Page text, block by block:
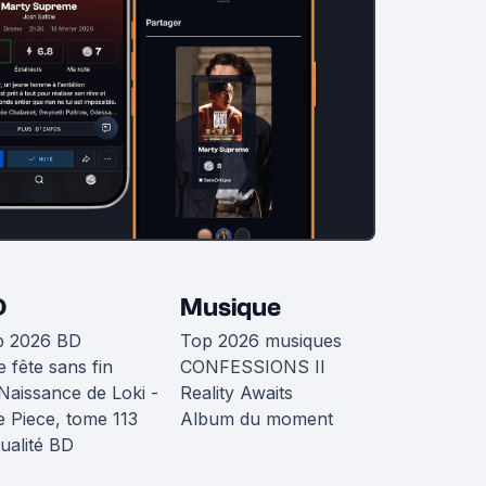
2026 BD
fête sans fin
de Loki -
Piece, tome 113
BD
Musique
Top 2026 musiques
CONFESSIONS II
Reality Awaits
Album du moment